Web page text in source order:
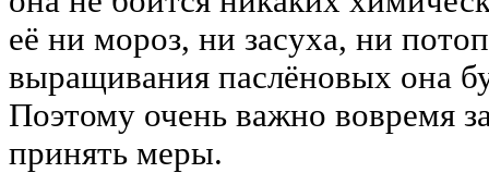
её ни мороз, ни засуха, ни
выращивания паслёновых она
Поэтому очень важно вовремя
принять меры.